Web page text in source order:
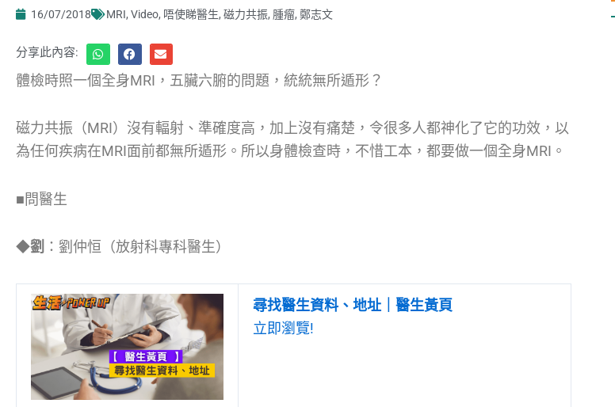
16/07/2018 MRI, Video, 唔使睇醫生, 磁力共振, 腫瘤, 鄭志文
分享此內容:
體檢時照一個全身MRI，五臟六腑的問題，統統無所遁形？
磁力共振（MRI）沒有輻射、準確度高，加上沒有痛楚，令很多人都神化了它的功效，以
為任何疾病在MRI面前都無所遁形。所以身體檢查時，不惜工本，都要做一個全身MRI。
■問醫生
◆劉 ：劉仲恒（放射科專科醫生）
尋找醫生資料、地址｜醫生黃頁
立即瀏覽!